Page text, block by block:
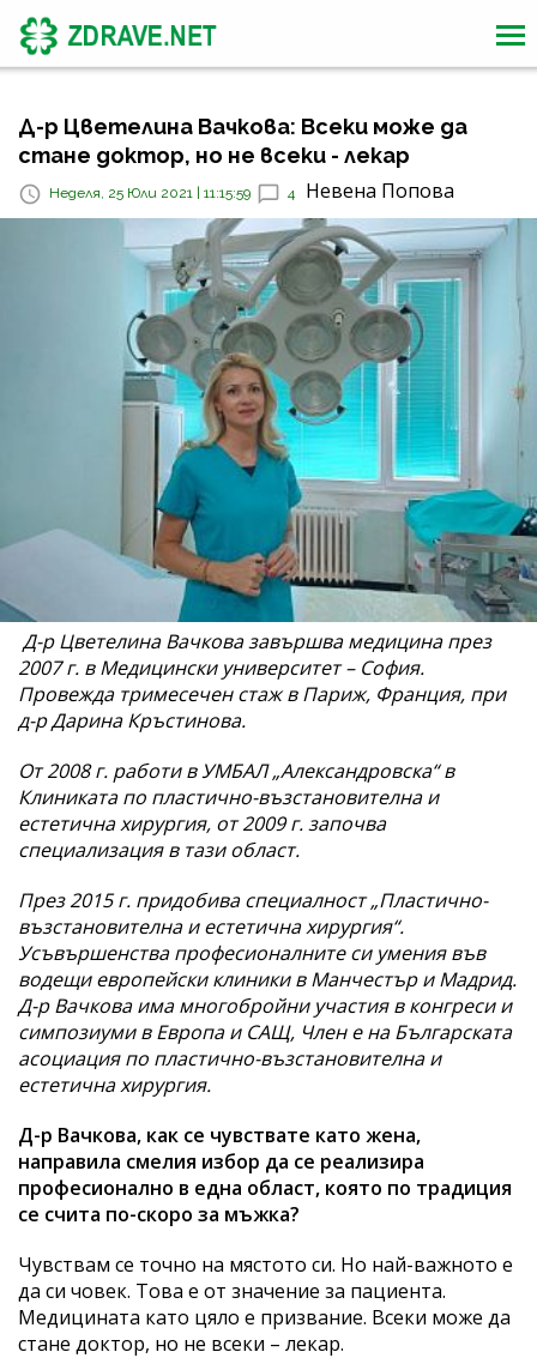
Д-р Цветелина Вачкова: Всеки може да
стане доктор, но не всеки - лекар
Неделя, 25 Юли 2021 | 11:15:59 4 Невена Попова
Д-р Цветелина Вачкова завършва медицина през
2007 г. в Медицински университет – София.
Провежда тримесечен стаж в Париж, Франция, при
д-р Дарина Кръстинова.
От 2008 г. работи в УМБАЛ „Александровска“ в
Клиниката по пластично-възстановителна и
естетична хирургия, от 2009 г. започва
специализация в тази област.
През 2015 г. придобива специалност „Пластично-
възстановителна и естетична хирургия“.
Усъвършенства професионалните си умения във
водещи европейски клиники в Манчестър и Мадрид.
Д-р Вачкова има многобройни участия в конгреси и
симпозиуми в Европа и САЩ, Член е на Българската
асоциация по пластично-възстановителна и
естетична хирургия.
Д-р Вачкова, как се чувствате като жена,
направила смелия избор да се реализира
професионално в една област, която по традиция
се счита по-скоро за мъжка?
Чувствам се точно на мястото си. Но най-важното е
да си човек. Това е от значение за пациента.
Медицината като цяло е призвание. Всеки може да
стане доктор, но не всеки – лекар.